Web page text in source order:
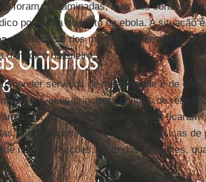
foram contaminadas, mas não
por conta do surto de ebola. A situação
, que tem um dos maiores índices de
o médico brasileiro.
serviços de maternidade e de
um dos seus principais centros de
explica que as equipes ficaram
o que impossibilitou medidas básicas de
novas infecções, tanto dos pacientes,